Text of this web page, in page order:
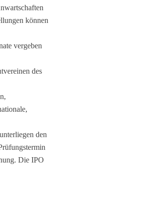
können
vergeben
des
den
Die IPO